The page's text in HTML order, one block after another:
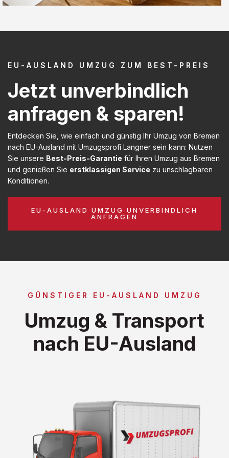
EU-AUSLAND UMZUG ZUM BEST-PREIS
Jetzt unverbindlich
anfragen & sparen!
Entdecken Sie, wie einfach und günstig Ihr Umzug von Bremen
nach EU-Ausland mit Umzugsprofi Langner sein kann: Nutzen
Sie unsere Best-Preis-Garantie für Ihren Umzug aus Bremen
und genießen Sie erstklassigen Service zu unschlagbaren
Konditionen.
EU-AUSLAND UMZUG UNVERBINDLICH
ANFRAGEN
GÜNSTIGER EU-AUSLAND UMZUG
Umzug & Transport
nach EU-Ausland